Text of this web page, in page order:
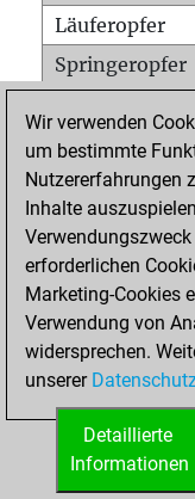
Läuferopfer
Springeropfer
Matt auf
Bauer setzt
Erstickte
Türme auf der
STARTSEITE
Wir verwenden
um bestimmte
Nutzererfahrungen
Inhalte
erforderlichen
Marketing-Cookies
Verwendung von
widersprechen.
unserer
Detaillierte
Informationen